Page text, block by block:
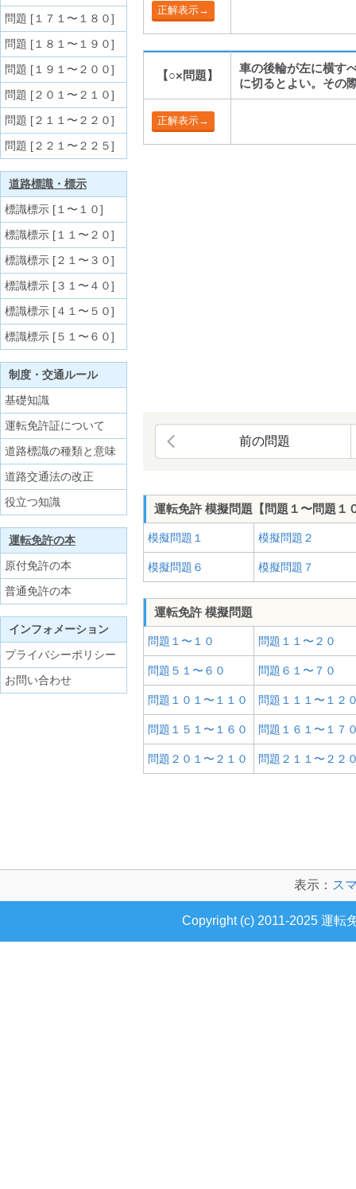
【○×問題】
車の後輪が左に横す
に切るとよい。その
前の問題
運転免許 模擬問題【問題１〜問題１
模擬問題１ 模擬問題２
模擬問題６ 模擬問題７
運転免許 模擬問題
問題１〜１０ 問題１１〜２０
問題５１〜６０ 問題６１〜７０
問題１０１〜１１０ 問題１１１〜１２
問題１５１〜１６０ 問題１６１〜１７
問題２０１〜２１０ 問題２１１〜２２
問題 [１７１〜１８０]
問題 [１８１〜１９０]
問題 [１９１〜２００]
問題 [２０１〜２１０]
問題 [２１１〜２２０]
問題 [２２１〜２２５]
道路標識・標示
標識標示 [１〜１０]
標識標示 [１１〜２０]
標識標示 [２１〜３０]
標識標示 [３１〜４０]
標識標示 [４１〜５０]
標識標示 [５１〜６０]
制度・交通ルール
基礎知識
運転免許証について
道路標識の種類と意味
道路交通法の改正
役立つ知識
運転免許の本
原付免許の本
普通免許の本
インフォメーション
プライバシーポリシー
お問い合わせ
表示： ス
Copyright (c) 2011-2025 運